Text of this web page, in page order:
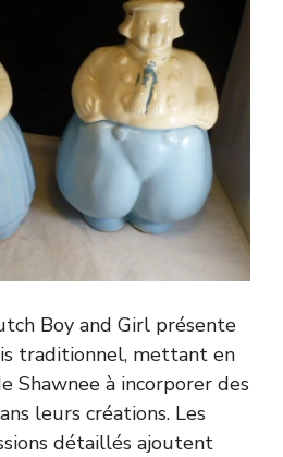
Boy and Girl présente
traditionnel, mettant en
Shawnee à incorporer des
leurs créations. Les
détaillés ajoutent